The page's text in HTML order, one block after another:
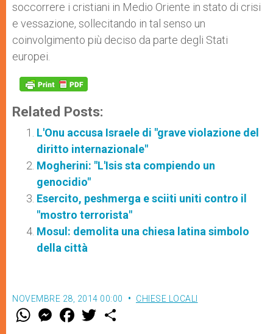
soccorrere i cristiani in Medio Oriente in stato di crisi
e vessazione, sollecitando in tal senso un
coinvolgimento più deciso da parte degli Stati
europei.
Related Posts:
L'Onu accusa Israele di "grave violazione del
diritto internazionale"
Mogherini: "L'Isis sta compiendo un
genocidio"
Esercito, peshmerga e sciiti uniti contro il
"mostro terrorista"
Mosul: demolita una chiesa latina simbolo
della città
NOVEMBRE 28, 2014 00:00 CHIESE LOCALI
W M
e
F
a w